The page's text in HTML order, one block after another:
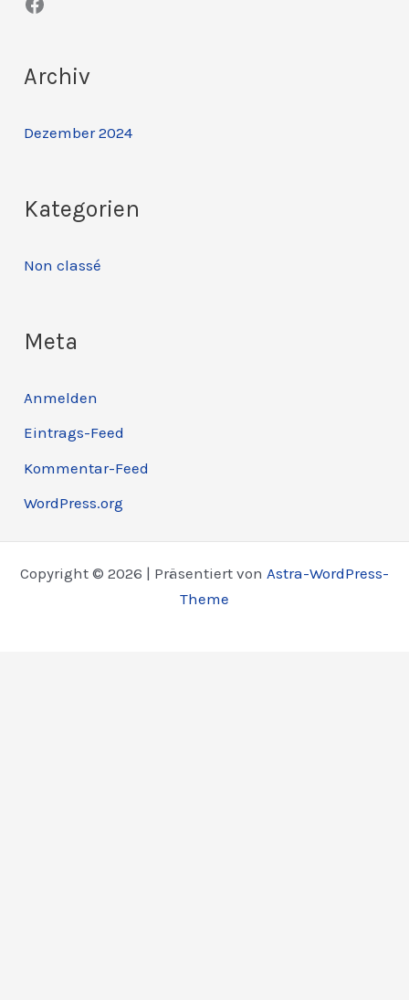
Archiv
Dezember 2024
Kategorien
Non classé
Meta
Anmelden
Eintrags-Feed
Kommentar-Feed
WordPress.org
Copyright © 2026 | Präsentiert von Astra-WordPress-
Theme